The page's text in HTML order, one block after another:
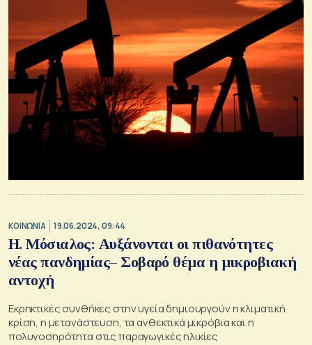
ΚΟΙΝΩΝΙΑ 19.06.2024, 09:44
Η. Μόσιαλος: Αυξάνονται οι πιθανότητες
νέας πανδημίας– Σοβαρό θέμα η μικροβιακή
αντοχή
Εκρηκτικές συνθήκες στην υγεία δημιουργούν η κλιματική
κρίση, η μετανάστευση, τα ανθεκτικά μικρόβια και η
πολυνοσηρότητα στις παραγωγικές ηλικίες